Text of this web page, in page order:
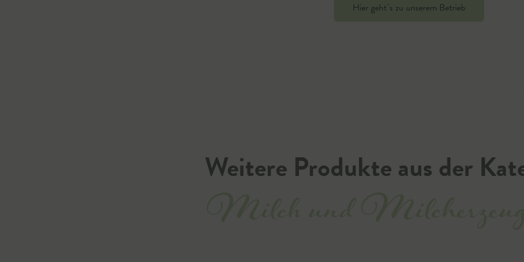
Hier geht`s zu unserem Betrieb
Weitere Produkte aus der